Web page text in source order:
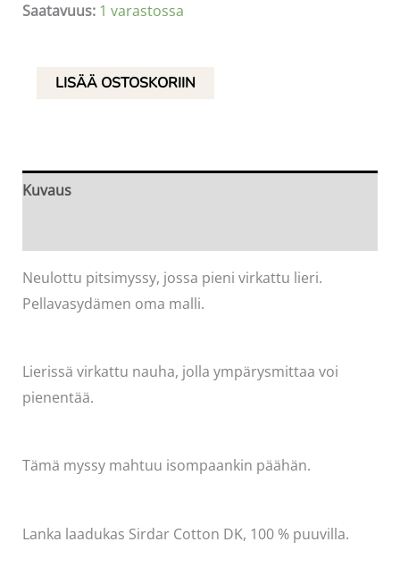
Saatavuus: 1 varastossa
Pitsimyssy,
vanha
LISÄÄ OSTOSKORIIN
Kuvaus
Neulottu pitsimyssy, jossa pieni virkattu lieri.
Pellavasydämen oma malli.
Lierissä virkattu nauha, jolla ympärysmittaa voi
pienentää.
Tämä myssy mahtuu isompaankin päähän.
Lanka laadukas Sirdar Cotton DK, 100 % puuvilla.